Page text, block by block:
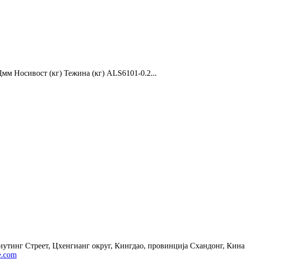
(кг) Тежина (кг) ALS6101-0.2...
Стреет, Цхенгианг округ, Кингдао, провинција Схандонг, Кина